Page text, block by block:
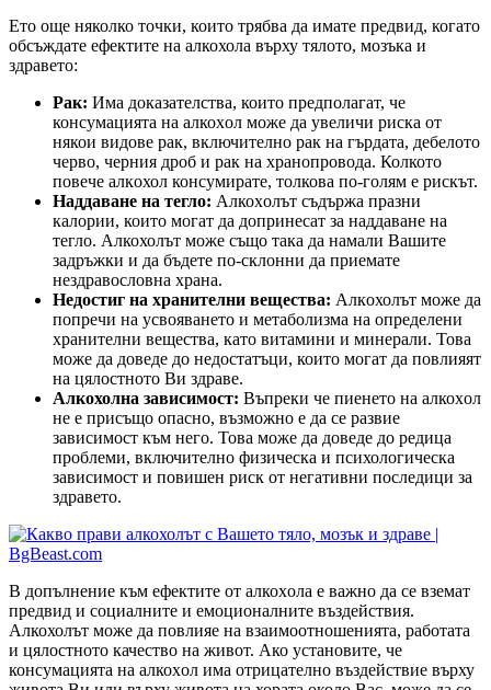
Ето още няколко точки, които трябва да имате предвид, когато
обсъждате ефектите на алкохола върху тялото, мозъка и
здравето:
Рак: Има доказателства, които предполагат, че
консумацията на алкохoл може да увеличи риска от
някои видове рак, включително рак на гърдата, дебелото
черво, черния дроб и рак на хранопровода. Колкото
повече алкoхол консумирате, толкова по-голям е рискът.
Наддаване на тегло: Алкохoлът съдържа празни
калории, които могат да допринесат за наддаване на
тегло. Алкохолът може също така да намали Вашите
задръжки и да бъдете по-склонни да приемате
нездравословна храна.
Недостиг на хранителни вещества: Алкoхолът може да
попречи на усвояването и метаболизма на определени
хранителни вещества, като витамини и минерали. Това
може да доведе до недостатъци, които могат да повлияят
на цялостното Ви здраве.
Алкохолна зависимост: Въпреки че пиенето на алкохoл
не е присъщо опасно, възможно е да се развие
зависимост към него. Това може да доведе до редица
проблеми, включително физическа и психологическа
зависимост и повишен риск от негативни последици за
здравето.
В допълнение към ефектите от алкохoла е важно да се вземат
предвид и социалните и емоционалните въздействия.
Алкохолът може да повлияе на взаимоотношенията, работата
и цялостното качество на живот. Ако установите, че
консумацията на алкохoл има отрицателно въздействие върху